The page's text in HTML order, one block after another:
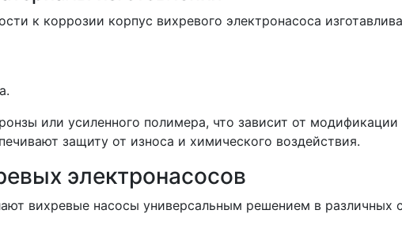
к коррозии корпус вихревого электронасоса
или усиленного полимера, что зависит от модификации
защиту от износа и химического воздействия.
электронасосов
вихревые насосы универсальным решением в различных